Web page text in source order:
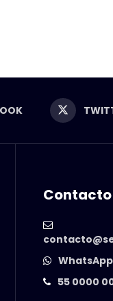
Contacto
WhatsApp
55 0000